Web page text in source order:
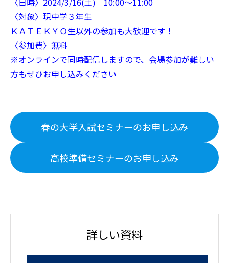
〈対象〉現中学３年生
ＫＡＴＥＫＹＯ生以外の参加も大歓迎です！
〈参加費〉無料
※オンラインで同時配信しますので、会場参加が難しい
方もぜひお申し込みください
春の大学入試セミナーのお申し込み
高校準備セミナーのお申し込み
詳しい資料